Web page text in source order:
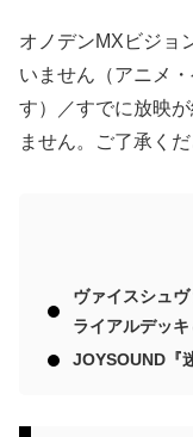
オノデンMXビジョ
いません（アニメ
す）／すでに放映
ません。ご了承く
ヴァイスシュ
ライアルデッ
JOYSOUND『